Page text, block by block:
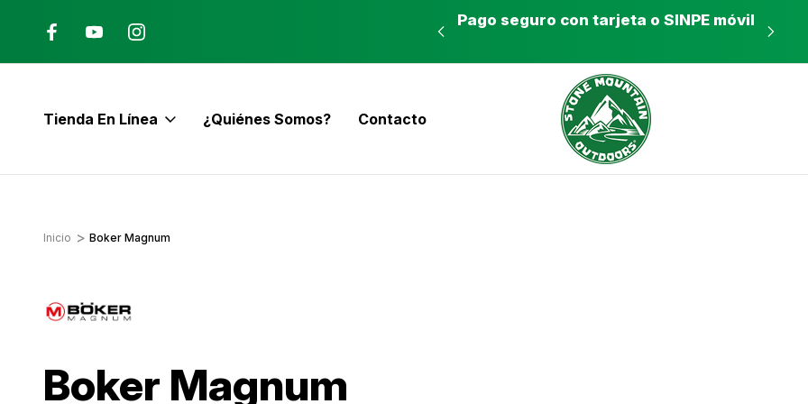
Costa Rica
ENVÍO GRATIS con pedidos mayores a
Pago seguro con tarjeta o SINPE móvil
Tienda En Línea ¿Quiénes Somos? Contacto
Inicio Boker Magnum
Boker Magnum